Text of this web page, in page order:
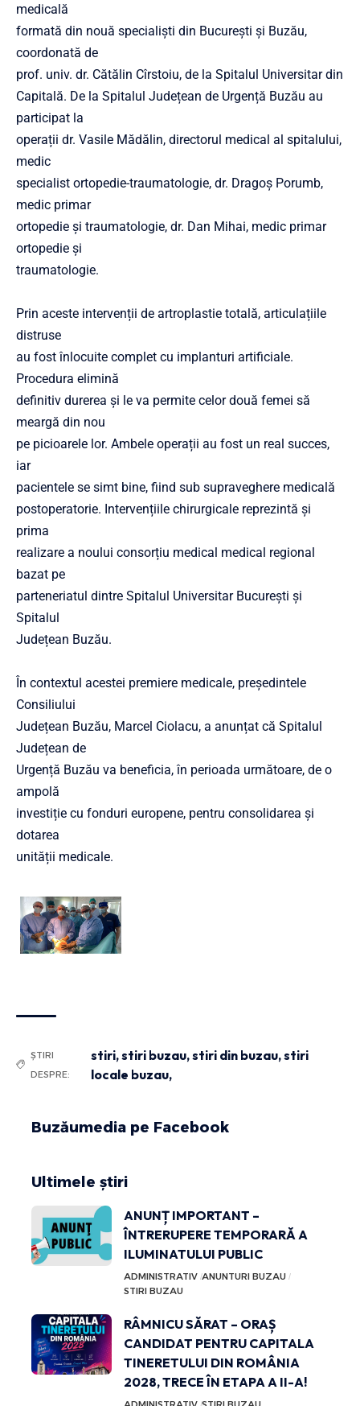
medicală
formată din nouă specialiști din București și Buzău,
coordonată de
prof. univ. dr. Cătălin Cîrstoiu, de la Spitalul Universitar din
Capitală. De la Spitalul Județean de Urgență Buzău au
participat la
operații dr. Vasile Mădălin, directorul medical al spitalului,
medic
specialist ortopedie-traumatologie, dr. Dragoș Porumb,
medic primar
ortopedie și traumatologie, dr. Dan Mihai, medic primar
ortopedie și
traumatologie.
Prin aceste intervenții de artroplastie totală, articulațiile
distruse
au fost înlocuite complet cu implanturi artificiale.
Procedura elimină
definitiv durerea și le va permite celor două femei să
meargă din nou
pe picioarele lor. Ambele operații au fost un real succes,
iar
pacientele se simt bine, fiind sub supraveghere medicală
postoperatorie. Intervențiile chirurgicale reprezintă și
prima
realizare a noului consorțiu medical medical regional
bazat pe
parteneriatul dintre Spitalul Universitar București și
Spitalul
Județean Buzău.
În contextul acestei premiere medicale, președintele
Consiliului
Județean Buzău, Marcel Ciolacu, a anunțat că Spitalul
Județean de
Urgență Buzău va beneficia, în perioada următoare, de o
ampolă
investiție cu fonduri europene, pentru consolidarea și
dotarea
unității medicale.
ȘTIRI
DESPRE:
stiri,stiri buzau,stiri din buzau,stiri
locale buzau,
Buzăumedia pe Facebook
Ultimele știri
ANUNȚ IMPORTANT –
ÎNTRERUPERE TEMPORARĂ A
ILUMINATULUI PUBLIC
ADMINISTRATIV ANUNTURI BUZAU
STIRI BUZAU
RÂMNICU SĂRAT – ORAȘ
CANDIDAT PENTRU CAPITALA
TINERETULUI DIN ROMÂNIA
2028, TRECE ÎN ETAPA A II-A!